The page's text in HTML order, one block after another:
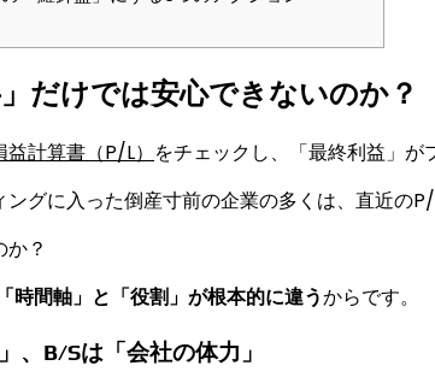
だけでは安心できないのか？
益計算書（P/L） をチェックし、「最終利益」が
ングに入った倒産寸前の企業の多くは、直近の
？
時間軸」と「役割」が根本的に違うからです。
、B/Sは「会社の体力」